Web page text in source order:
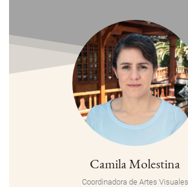
Camila Molestina
Coordinadora de Artes Visuales